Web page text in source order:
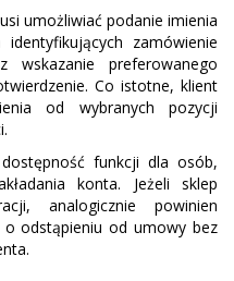
umożliwiać podanie imienia
zamówienie
wskazanie preferowanego
Co istotne, klient
od wybranych pozycji
funkcji dla osób,
konta. Jeżeli sklep
analogicznie powinien
o odstąpieniu od umowy bez